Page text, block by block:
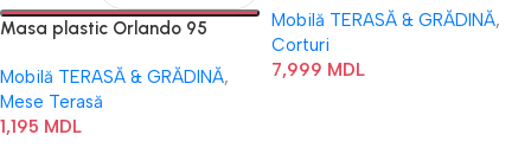
Masa plastic Orlando 95
Mobilă TERASĂ & GRĂDINĂ,
Mese Terasă
1,195 MDL
Mobilă TERASĂ & GRĂDINĂ,
Corturi
7,999 MDL